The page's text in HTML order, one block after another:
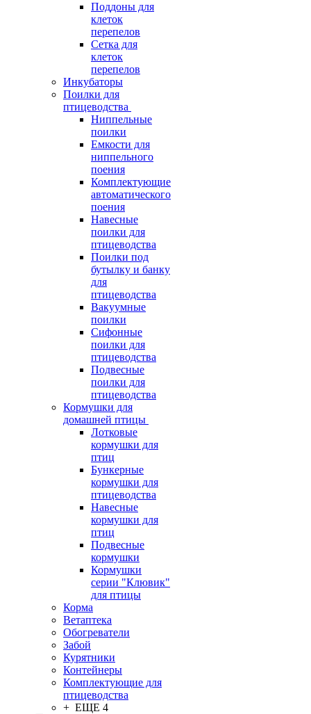
Поддоны для
клеток
перепелов
Сетка для
клеток
перепелов
Инкубаторы
Поилки для
птицеводства
Ниппельные
поилки
Емкости для
ниппельного
поения
Комплектующие
автоматического
поения
Навесные
поилки для
птицеводства
Поилки под
бутылку и банку
для
птицеводства
Вакуумные
поилки
Сифонные
поилки для
птицеводства
Подвесные
поилки для
птицеводства
Кормушки для
домашней птицы
Лотковые
кормушки для
птиц
Бункерные
кормушки для
птицеводства
Навесные
кормушки для
птиц
Подвесные
кормушки
Кормушки
серии "Клювик"
для птицы
Корма
Ветаптека
Обогреватели
Забой
Курятники
Контейнеры
Комплектующие для
птицеводства
+ ЕЩЕ 4